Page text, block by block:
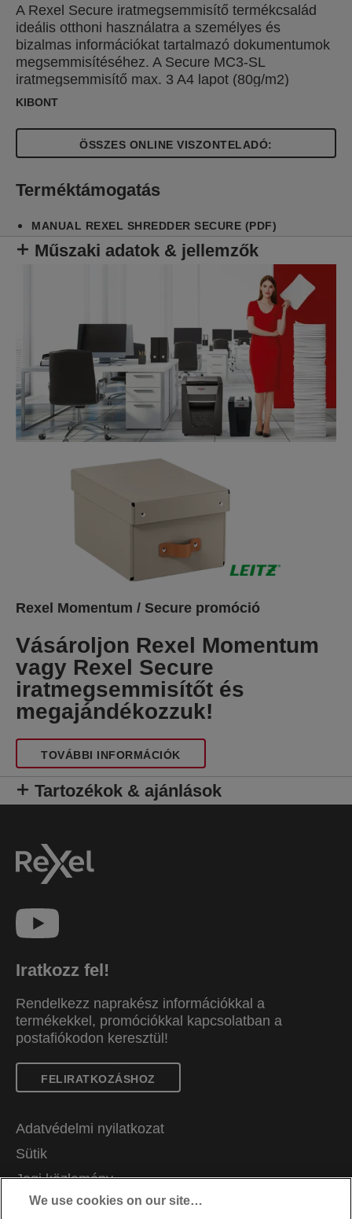
A Rexel Secure iratmegsemmisítő termékcsalád
ideális otthoni használatra a személyes és
bizalmas információkat tartalmazó dokumentumok
megsemmisítéséhez. A Secure MC3-SL
iratmegsemmisítő max. 3 A4 lapot (80g/m2)
semmisít meg egyszerre P-5 (2x15mm)
iratmegsemmisítő kompakt és keskeny
kialakításának köszönhetően tökéletes otthoni
működést biztosít, így irodákba, személyi
használatra is ideális. 10L kapacitású
hulladéktartállyal.
KIBONT
ÖSSZES ONLINE VISZONTELADÓ:
Terméktámogatás
MANUAL REXEL SHREDDER SECURE (PDF)
Műszaki adatok & jellemzők
Rexel Momentum / Secure promóció
Vásároljon Rexel Momentum
vagy Rexel Secure
iratmegsemmisítőt és
megajándékozzuk!
TOVÁBBI INFORMÁCIÓK
Tartozékok & ajánlások
Iratkozz fel!
Rendelkezz naprakész információkkal a
termékekkel, promóciókkal kapcsolatban a
postafiókodon keresztül!
FELIRATKOZÁSHOZ
Adatvédelmi nyilatkozat
Sütik
Jogi közlemény
Impresszum
We use cookies on our site…